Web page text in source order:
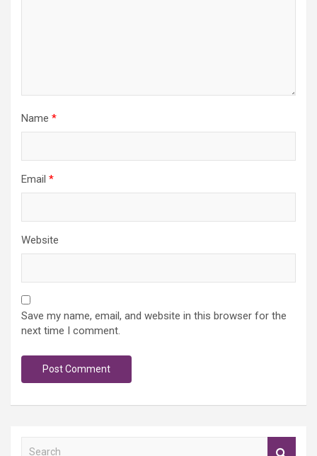
Name *
Email *
Website
Save my name, email, and website in this browser for the
next time I comment.